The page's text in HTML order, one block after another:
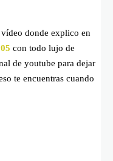
donde explico en
con todo lujo de
de youtube para dejar
te encuentras cuando